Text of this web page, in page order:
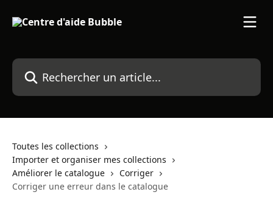
Rechercher un article...
Toutes les collections
Importer et organiser mes collections
Améliorer le catalogue
Corriger
Corriger une erreur dans le catalogue